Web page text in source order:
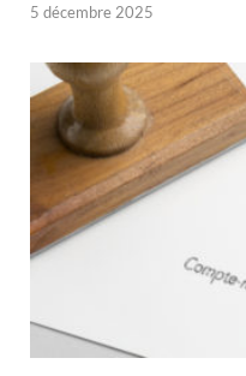
5 décembre 2025